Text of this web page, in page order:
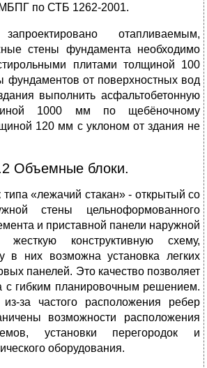
МБПГ по СТБ 1262-2001.
отапливаемым,
стены фундамента необходимо
плитами толщиной 100
от поверхностных вод
выполнить асфальтобетонную
1000 мм по щебёночному
120 мм с уклоном от здания не
Объемные блоки.
«лежачий стакан» - открытый со
стены цельноформованного
и приставной панели наружной
конструктивную схему,
в них возможна установка легких
панелей. Это качество позволяет
с гибким планировочным решением.
за частого расположения ребер
возможности расположения
установки перегородок и
оборудования.